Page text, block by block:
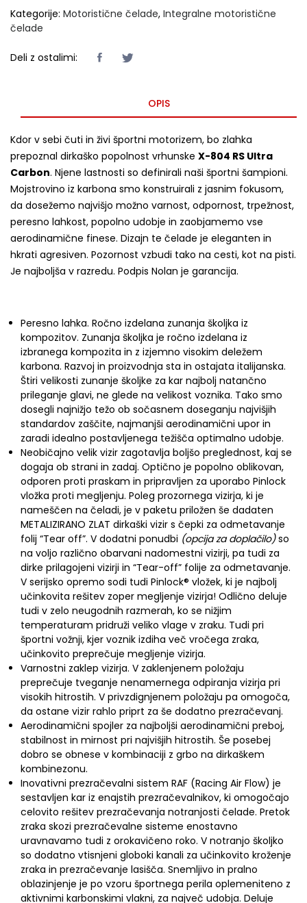
Kategorije: Motoristične čelade, Integralne motoristične
čelade
Deli z ostalimi:
OPIS
Kdor v sebi čuti in živi športni motorizem, bo zlahka
prepoznal dirkaško popolnost vrhunske X-804 RS Ultra
Carbon. Njene lastnosti so definirali naši športni šampioni.
Mojstrovino iz karbona smo konstruirali z jasnim fokusom,
da dosežemo najvišjo možno varnost, odpornost, trpežnost,
peresno lahkost, popolno udobje in zaobjamemo vse
aerodinamične finese. Dizajn te čelade je eleganten in
hkrati agresiven. Pozornost vzbudi tako na cesti, kot na pisti.
Je najboljša v razredu. Podpis Nolan je garancija.
Peresno lahka. Ročno izdelana zunanja školjka iz
kompozitov. Zunanja školjka je ročno izdelana iz
izbranega kompozita in z izjemno visokim deležem
karbona. Razvoj in proizvodnja sta in ostajata italijanska.
Štiri velikosti zunanje školjke za kar najbolj natančno
prileganje glavi, ne glede na velikost voznika. Tako smo
dosegli najnižjo težo ob sočasnem doseganju najvišjih
standardov zaščite, najmanjši aerodinamični upor in
zaradi idealno postavljenega težišča optimalno udobje.
Neobičajno velik vizir zagotavlja boljšo preglednost, kaj se
dogaja ob strani in zadaj. Optično je popolno oblikovan,
odporen proti praskam in pripravljen za uporabo Pinlock
vložka proti megljenju. Poleg prozornega vizirja, ki je
nameščen na čeladi, je v paketu priložen še dadaten
METALIZIRANO ZLAT dirkaški vizir s čepki za odmetavanje
folij “Tear off”. V dodatni ponudbi (opcija za doplačilo)so
na voljo različno obarvani nadomestni vizirji, pa tudi za
dirke prilagojeni vizirji in “Tear-off” folije za odmetavanje.
V serijsko opremo sodi tudi Pinlock® vložek, ki je najbolj
učinkovita rešitev zoper megljenje vizirja! Odlično deluje
tudi v zelo neugodnih razmerah, ko se nižjim
temperaturam pridruži veliko vlage v zraku. Tudi pri
športni vožnji, kjer voznik izdiha več vročega zraka,
učinkovito preprečuje megljenje vizirja.
Varnostni zaklep vizirja. V zaklenjenem položaju
preprečuje tveganje nenamernega odpiranja vizirja pri
visokih hitrostih. V privzdignjenem položaju pa omogoča,
da ostane vizir rahlo priprt za še dodatno prezračevanj.
Aerodinamični spojler za najboljši aerodinamični preboj,
stabilnost in mirnost pri najvišjih hitrostih. Še posebej
dobro se obnese v kombinaciji z grbo na dirkaškem
kombinezonu.
Inovativni prezračevalni sistem RAF (Racing Air Flow) je
sestavljen kar iz enajstih prezračevalnikov, ki omogočajo
celovito rešitev prezračevanja notranjosti čelade. Pretok
zraka skozi prezračevalne sisteme enostavno
uravnavamo tudi z orokavičeno roko. V notranjo školjko
so dodatno vtisnjeni globoki kanali za učinkovito kroženje
zraka in prezračevanje lasišča. Snemljivo in pralno
oblazinjenje je po vzoru športnega perila oplemeniteno z
aktivnimi karbonskimi vlakni, za največ udobja. Deluje